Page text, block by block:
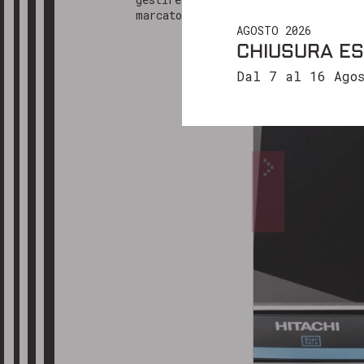
AGOSTO 2026
CHIUSURA
Dal 7 al 16
marcatore
Cordiali
Il team di